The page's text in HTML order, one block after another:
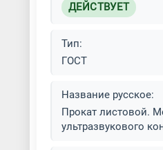
Производство
Прокатка металла
ДЕЙСТВУЕТ
Тип:
ГОСТ
Название русское:
Прокат листовой.
ультразвукового